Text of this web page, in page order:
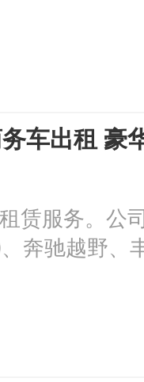
车出租 豪
赁服务。公
奔驰越野、